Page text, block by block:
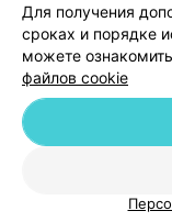
© 2026 ООО «Артокс
г. Минск,
Для получения
сроках и порядке
можете
файлов cookie